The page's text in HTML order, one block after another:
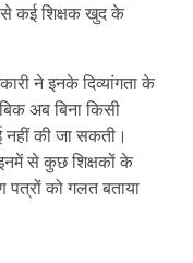
से कई शिक्षक खुद के
ने इनके दिव्यांगता के
अब बिना किसी
की जा सकती।
इनमें से कुछ शिक्षकों के
पत्रों को गलत बताया